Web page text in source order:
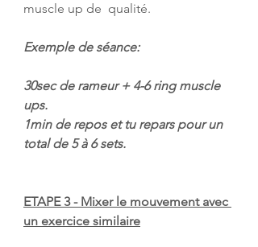
muscle up de  qualité.
Exemple de séance:
30sec de rameur + 4-6 ring muscle
ups.
1min de repos et tu repars pour un
total de 5 à 6 sets.
ETAPE 3 - Mixer le mouvement avec
un exercice similaire